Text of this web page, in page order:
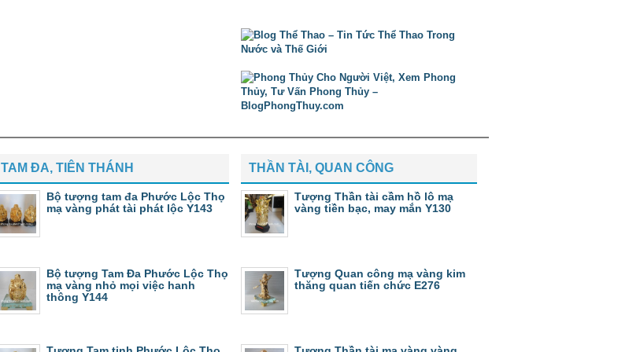
TAM ĐA, TIÊN THÁNH
Bộ tượng tam đa Phước Lộc Thọ
mạ vàng phát tài phát lộc Y143
Bộ tượng Tam Đa Phước Lộc Thọ
mạ vàng nhỏ mọi việc hanh
thông Y144
THẦN TÀI, QUAN CÔNG
Tượng Thần tài cầm hồ lô mạ
vàng tiền bạc, may mắn Y130
Tượng Quan công mạ vàng kim
thăng quan tiến chức E276